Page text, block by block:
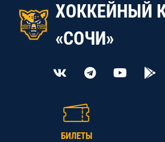
ХОККЕЙНЫЙ
«СОЧИ»
БИЛЕТЫ